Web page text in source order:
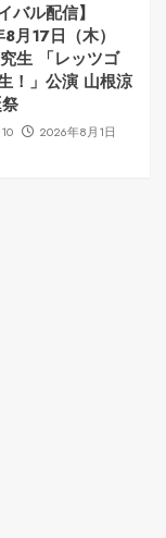
バル配信】
月17日（木）
生 「レッツゴ
！」公演 山根涼
2026年8月1日